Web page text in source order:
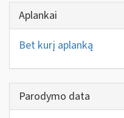
Aplankai
Bet kurį aplanką
Parodymo data